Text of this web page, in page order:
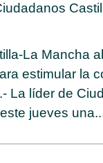
La Mancha
estimular la
La líder de
jueves